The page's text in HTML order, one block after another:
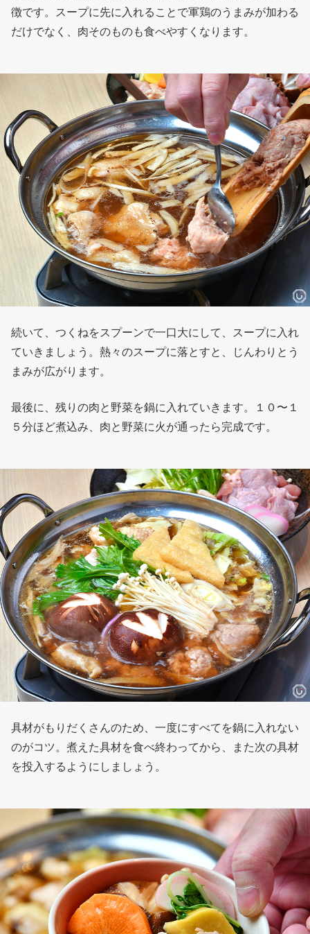
徴です。スープに先に入れることで軍鶏のうまみが加わる
だけでなく、肉そのものも食べやすくなります。
続いて、つくねをスプーンで一口大にして、スープに入れ
ていきましょう。熱々のスープに落とすと、じんわりとう
まみが広がります。
最後に、残りの肉と野菜を鍋に入れていきます。１０〜１
５分ほど煮込み、肉と野菜に火が通ったら完成です。
具材がもりだくさんのため、一度にすべてを鍋に入れない
のがコツ。煮えた具材を食べ終わってから、また次の具材
を投入するようにしましょう。